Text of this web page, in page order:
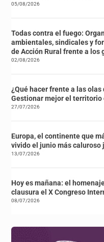
05/08/2026
Todas contra el fuego:
ambientales, sindicales y
de Acción Rural frente a los
02/08/2026
¿Qué hacer frente a las
Gestionar mejor el
27/07/2026
Europa, el continente que
vivido el junio más caluroso
13/07/2026
Hoy es mañana: el
clausura el X Congreso
08/07/2026